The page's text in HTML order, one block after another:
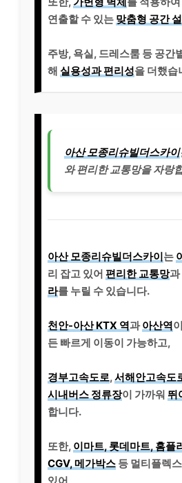
연출할 수 있는 맞춤형 공간
주방, 욕실, 드레스룸 등 공간
해 실용성과 편리성을 더했습
아산 모종리슈빌더스카이
와 편리한 교통망을 자랑
아산 모종리슈빌더스카이는
리 잡고 있어 편리한 교통망과
라를 누릴 수 있습니다.
천안-아산 KTX 역과아산역
든 빠르게 이동이 가능하고,
경부고속도로,서해안고속도
시내버스 정류장이 가까워 뛰
합니다.
또한, 이마트, 롯데마트, 홈플
CGV, 메가박스 등 멀티플렉